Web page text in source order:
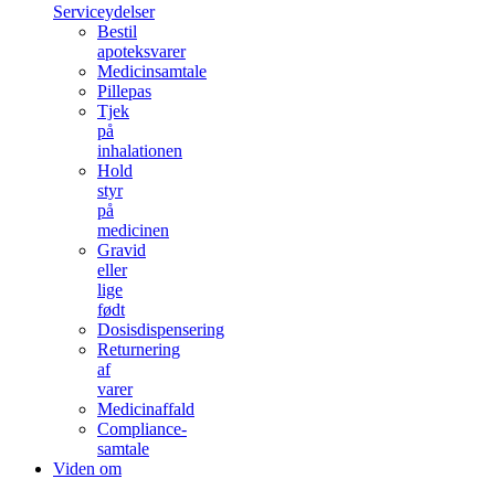
Serviceydelser
Bestil
apoteksvarer
Medicinsamtale
Pillepas
Tjek
på
inhalationen
Hold
styr
på
medicinen
Gravid
eller
lige
født
Dosisdispensering
Returnering
af
varer
Medicinaffald
Compliance-
samtale
Viden om